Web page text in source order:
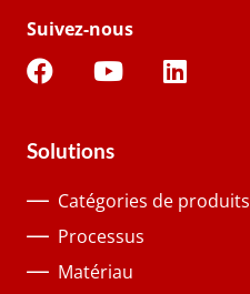
Suivez-nous
Solutions
Catégories de produits
Processus
Matériau